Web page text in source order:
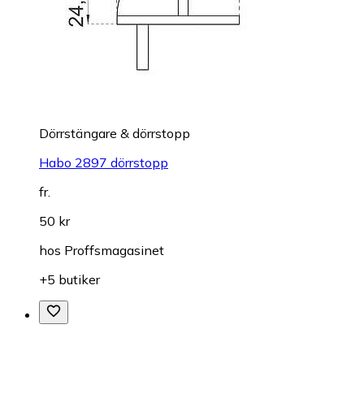
Dörrstängare & dörrstopp
Habo 2897 dörrstopp
fr.
50 kr
hos Proffsmagasinet
+5 butiker